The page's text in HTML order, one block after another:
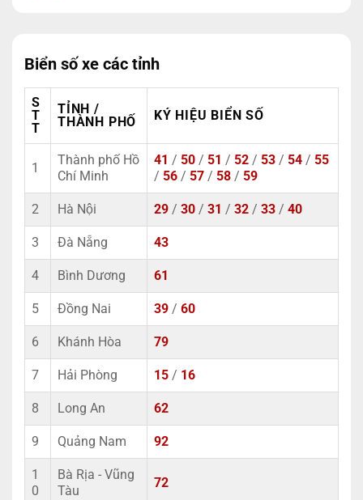
Biển số xe các tỉnh
S
T
T
TỈNH /
THÀNH PHỐ
KÝ HIỆU BIỂN SỐ
1
Thành phố Hồ
Chí Minh
41 / 50 / 51 / 52 / 53 / 54 / 55
/ 56 / 57 / 58 / 59
2 Hà Nội 29 / 30 / 31 / 32 / 33 / 40
3 Đà Nẵng 43
4 Bình Dương 61
5 Đồng Nai 39 / 60
6 Khánh Hòa 79
7 Hải Phòng 15 / 16
8 Long An 62
9 Quảng Nam 92
1
0
Bà Rịa - Vũng
Tàu
72